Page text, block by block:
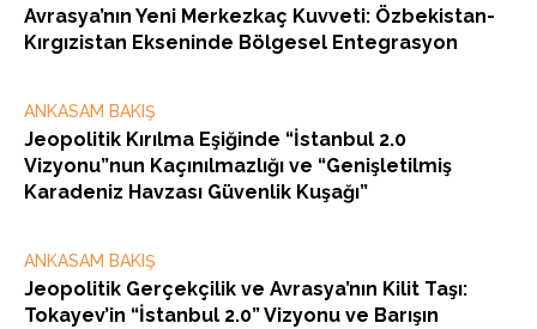
Avrasya’nın Yeni Merkezkaç Kuvveti: Özbekistan-
Kırgızistan Ekseninde Bölgesel Entegrasyon
ANKASAM BAKIŞ
Jeopolitik Kırılma Eşiğinde “İstanbul 2.0
Vizyonu”nun Kaçınılmazlığı ve “Genişletilmiş
Karadeniz Havzası Güvenlik Kuşağı”
ANKASAM BAKIŞ
Jeopolitik Gerçekçilik ve Avrasya’nın Kilit Taşı:
Tokayev’in “İstanbul 2.0” Vizyonu ve Barışın